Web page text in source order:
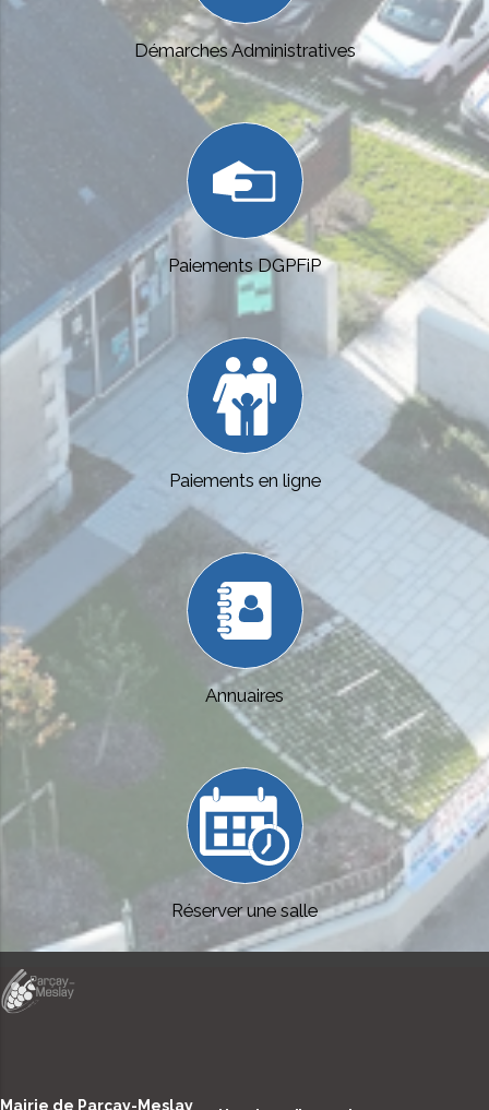
Démarches Administratives
Paiements DGPFiP
Paiements en ligne
Annuaires
Réserver une salle
Mairie de Parçay-Meslay